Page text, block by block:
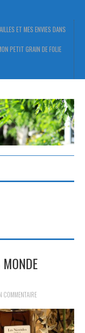
ET MES ENVIES DANS
PETIT GRAIN DE FOLIE
COMMENTAIRE